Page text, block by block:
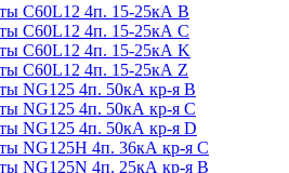
C60L12 4п. 15-25кА B
C60L12 4п. 15-25кА C
C60L12 4п. 15-25кА K
C60L12 4п. 15-25кА Z
NG125 4п. 50кА кр-я B
NG125 4п. 50кА кр-я C
NG125 4п. 50кА кр-я D
NG125H 4п. 36кА кр-я C
NG125N 4п. 25кА кр-я B